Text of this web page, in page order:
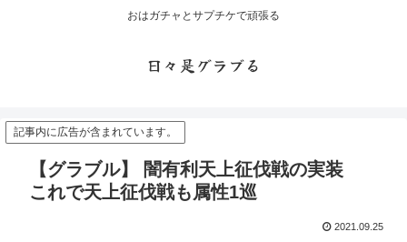
おはガチャとサプチケで頑張る
日々是グラブる
記事内に広告が含まれています。
【グラブル】 闇有利天上征伐戦の実装
これで天上征伐戦も属性1巡
2021.09.25